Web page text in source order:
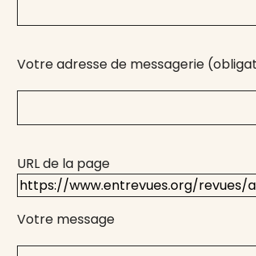
Votre adresse de messagerie
URL de la page
Votre message